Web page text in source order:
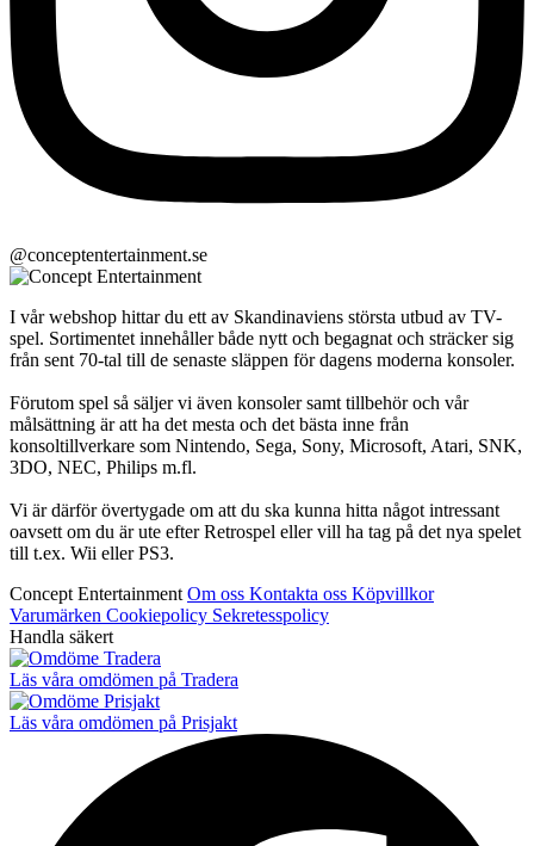
@conceptentertainment.se
I vår webshop hittar du ett av Skandinaviens största utbud av TV-
spel. Sortimentet innehåller både nytt och begagnat och sträcker sig
från sent 70-tal till de senaste släppen för dagens moderna konsoler.
Förutom spel så säljer vi även konsoler samt tillbehör och vår
målsättning är att ha det mesta och det bästa inne från
konsoltillverkare som Nintendo, Sega, Sony, Microsoft, Atari, SNK,
3DO, NEC, Philips m.fl.
Vi är därför övertygade om att du ska kunna hitta något intressant
oavsett om du är ute efter Retrospel eller vill ha tag på det nya spelet
till t.ex. Wii eller PS3.
Concept Entertainment Om oss Kontakta oss Köpvillkor
Varumärken Cookiepolicy Sekretesspolicy
Handla säkert
Läs våra omdömen på Tradera
Läs våra omdömen på Prisjakt